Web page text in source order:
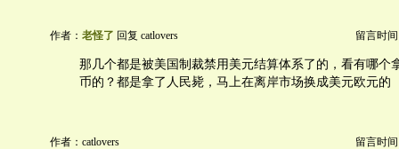
作者： 老怪了 回复 catlovers 留言时间
那几个都是被美国制裁禁用美元结算体系了的，看有哪个
币的？都是拿了人民毙，马上在离岸市场换成美元欧元的
作者：catlovers 留言时间